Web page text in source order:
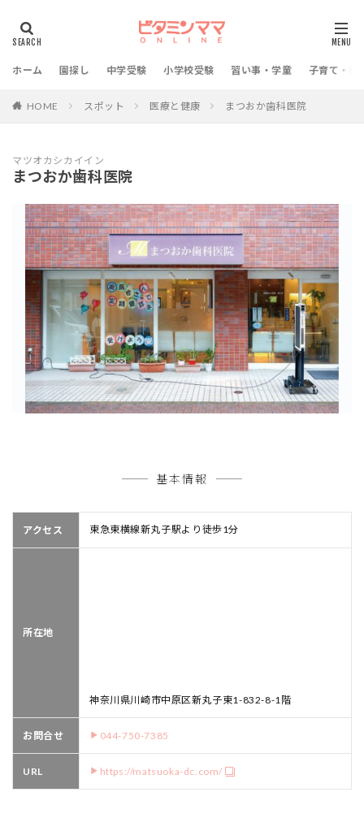
ホーム 園探し 中学受験 小学校受験 習い事・学童 子育て・教
HOME スポット 医療と健康 まつおか歯科医院
マツオカシカイイン
まつおか歯科医院
基本情報
アクセス 東急東横線新丸子駅より徒歩1分
所在地
神奈川県川崎市中原区新丸子東1-832-8-1階
お問合せ 044-750-7385
URL https://matsuoka-dc.com/